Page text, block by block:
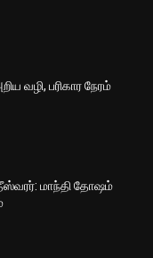
வழி, பரிகார நேரம்
மாந்தி தோஷம்